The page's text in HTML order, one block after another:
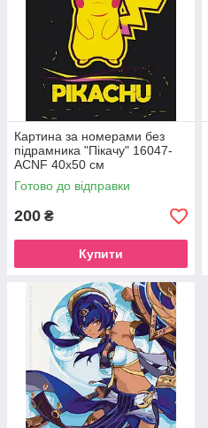
Картина за номерами без
підрамника "Пікачу" 16047-
ACNF 40х50 см
Готово до відправки
200 ₴
Купити